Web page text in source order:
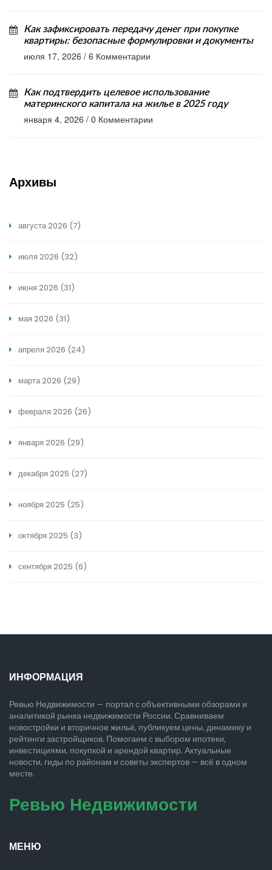
Как зафиксировать передачу денег при покупке
квартиры: безопасные формулировки и документы
июля 17, 2026 / 6 Комментарии
Как подтвердить целевое использование
материнского капитала на жилье в 2025 году
января 4, 2026 / 0 Комментарии
Архивы
августа 2026 (7)
июля 2026 (32)
июня 2026 (31)
мая 2026 (31)
апреля 2026 (24)
марта 2026 (29)
февраля 2026 (26)
января 2026 (29)
декабря 2025 (27)
ноября 2025 (25)
октября 2025 (3)
сентября 2025 (6)
ИНФОРМАЦИЯ
Ревью Недвижимости — портал с объективными обзорами и
аналитикой рынка недвижимости России. Сравниваем
новостройки и вторичное жильё, публикуем цены, динамику и
рейтинги застройщиков. Помогаем с выбором ипотеки,
инвестициями, покупкой и арендой квартир. Актуальные
новости, гиды по районам и советы экспертов — всё в одном
месте.
Ревью Недвижимости
МЕНЮ